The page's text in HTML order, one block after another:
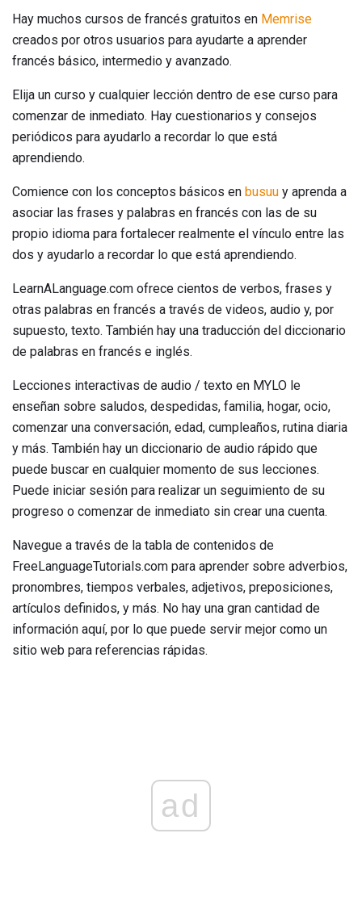
Hay muchos cursos de francés gratuitos en Memrise
creados por otros usuarios para ayudarte a aprender
francés básico, intermedio y avanzado.
Elija un curso y cualquier lección dentro de ese curso para
comenzar de inmediato. Hay cuestionarios y consejos
periódicos para ayudarlo a recordar lo que está
aprendiendo.
Comience con los conceptos básicos en busuu y aprenda a
asociar las frases y palabras en francés con las de su
propio idioma para fortalecer realmente el vínculo entre las
dos y ayudarlo a recordar lo que está aprendiendo.
LearnALanguage.com ofrece cientos de verbos, frases y
otras palabras en francés a través de videos, audio y, por
supuesto, texto. También hay una traducción del diccionario
de palabras en francés e inglés.
Lecciones interactivas de audio / texto en MYLO le
enseñan sobre saludos, despedidas, familia, hogar, ocio,
comenzar una conversación, edad, cumpleaños, rutina diaria
y más. También hay un diccionario de audio rápido que
puede buscar en cualquier momento de sus lecciones.
Puede iniciar sesión para realizar un seguimiento de su
progreso o comenzar de inmediato sin crear una cuenta.
Navegue a través de la tabla de contenidos de
FreeLanguageTutorials.com para aprender sobre adverbios,
pronombres, tiempos verbales, adjetivos, preposiciones,
artículos definidos, y más. No hay una gran cantidad de
información aquí, por lo que puede servir mejor como un
sitio web para referencias rápidas.
ad